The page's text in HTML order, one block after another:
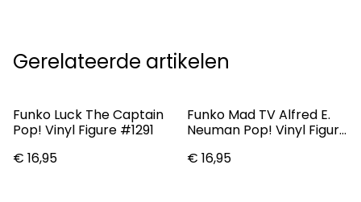
Gerelateerde artikelen
Funko Luck The Captain
Pop! Vinyl Figure #1291
€ 16,95
Funko Mad TV Alfred E.
Neuman Pop! Vinyl Figure
€ 16,95